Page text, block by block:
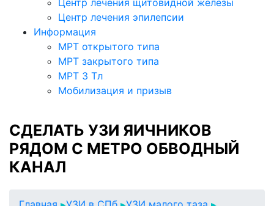
Центр лечения щитовидной железы
Центр лечения эпилепсии
Информация
МРТ открытого типа
МРТ закрытого типа
МРТ 3 Тл
Мобилизация и призыв
СДЕЛАТЬ УЗИ ЯИЧНИКОВ
РЯДОМ С МЕТРО ОБВОДНЫЙ
КАНАЛ